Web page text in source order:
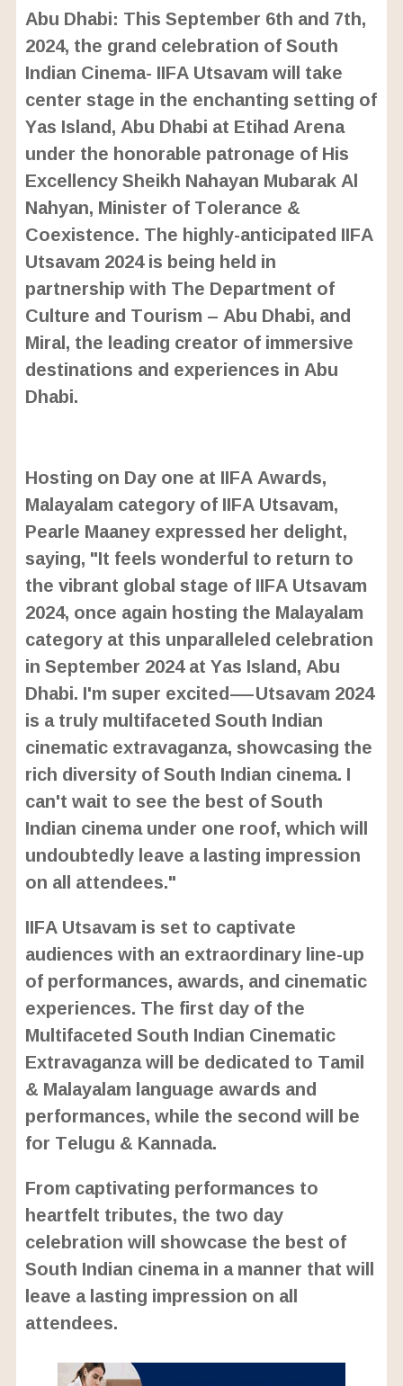
Abu Dhabi: This September 6th and 7th,
2024, the grand celebration of South
Indian Cinema- IIFA Utsavam will take
center stage in the enchanting setting of
Yas Island, Abu Dhabi at Etihad Arena
under the honorable patronage of His
Excellency Sheikh Nahayan Mubarak Al
Nahyan, Minister of Tolerance &
Coexistence. The highly-anticipated IIFA
Utsavam 2024 is being held in
partnership with The Department of
Culture and Tourism – Abu Dhabi, and
Miral, the leading creator of immersive
destinations and experiences in Abu
Dhabi.
U
n
u
t
e
a
d
e
d
2
.
9
9
%
Hosting on Day one at IIFA Awards,
Malayalam category of IIFA Utsavam,
Pearle Maaney expressed her delight,
saying, "It feels wonderful to return to
the vibrant global stage of IIFA Utsavam
2024, once again hosting the Malayalam
category at this unparalleled celebration
in September 2024 at Yas Island, Abu
Dhabi. I'm super excited—Utsavam 2024
is a truly multifaceted South Indian
cinematic extravaganza, showcasing the
rich diversity of South Indian cinema. I
can't wait to see the best of South
Indian cinema under one roof, which will
undoubtedly leave a lasting impression
on all attendees."
IIFA Utsavam is set to captivate
audiences with an extraordinary line-up
of performances, awards, and cinematic
experiences. The first day of the
Multifaceted South Indian Cinematic
Extravaganza will be dedicated to Tamil
& Malayalam language awards and
performances, while the second will be
for Telugu & Kannada.
From captivating performances to
heartfelt tributes, the two day
celebration will showcase the best of
South Indian cinema in a manner that will
leave a lasting impression on all
attendees.